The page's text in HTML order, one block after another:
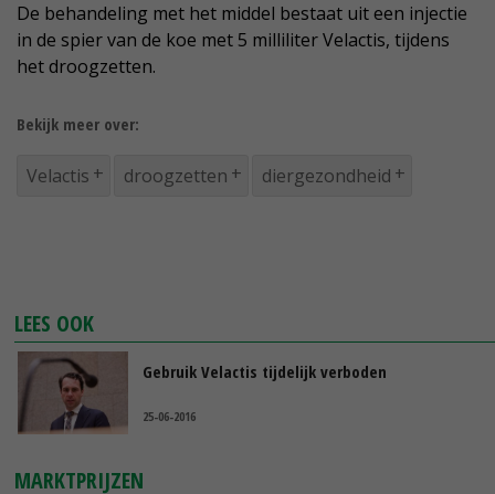
De behandeling met het middel bestaat uit een injectie
in de spier van de koe met 5 milliliter Velactis, tijdens
het droogzetten.
Bekijk meer over:
Velactis droogzetten diergezondheid
LEES OOK
Gebruik Velactis tijdelijk verboden
25-06-2016
MARKTPRIJZEN